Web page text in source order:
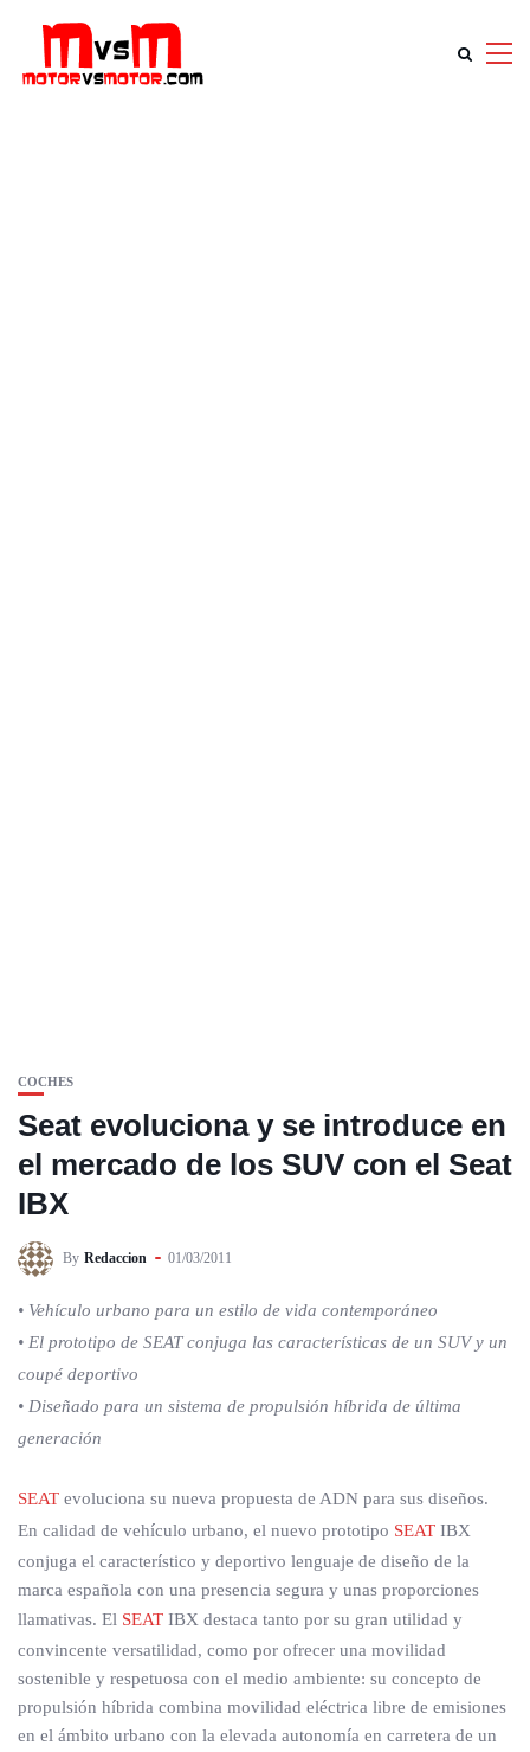
COCHES
Seat evoluciona y se introduce en
el mercado de los SUV con el Seat
IBX
By Redaccion 01/03/2011
• Vehículo urbano para un estilo de vida contemporáneo
• El prototipo de SEAT conjuga las características de un SUV y un
coupé deportivo
• Diseñado para un sistema de propulsión híbrida de última
generación
SEAT evoluciona su nueva propuesta de ADN para sus diseños.
En calidad de vehículo urbano, el nuevo prototipo SEAT IBX
conjuga el característico y deportivo lenguaje de diseño de la
marca española con una presencia segura y unas proporciones
llamativas. El SEAT IBX destaca tanto por su gran utilidad y
convincente versatilidad, como por ofrecer una movilidad
sostenible y respetuosa con el medio ambiente: su concepto de
propulsión híbrida combina movilidad eléctrica libre de emisiones
en el ámbito urbano con la elevada autonomía en carretera de un